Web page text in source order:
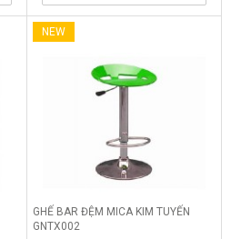
NEW
GHẾ BAR ĐỆM MICA KIM TUYẾN
GNTX002